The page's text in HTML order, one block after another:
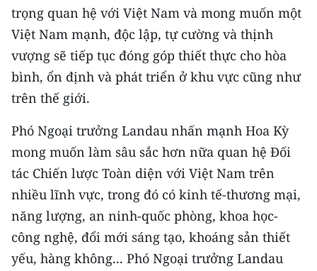
trọng quan hệ với Việt Nam và mong muốn một
Việt Nam mạnh, độc lập, tự cường và thịnh
vượng sẽ tiếp tục đóng góp thiết thực cho hòa
bình, ổn định và phát triển ở khu vực cũng như
trên thế giới.
Phó Ngoại trưởng Landau nhấn mạnh Hoa Kỳ
mong muốn làm sâu sắc hơn nữa quan hệ Đối
tác Chiến lược Toàn diện với Việt Nam trên
nhiều lĩnh vực, trong đó có kinh tế-thương mại,
năng lượng, an ninh-quốc phòng, khoa học-
công nghệ, đổi mới sáng tạo, khoáng sản thiết
yếu, hàng không... Phó Ngoại trưởng Landau